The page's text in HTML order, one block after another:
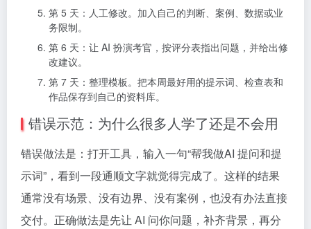
第 5 天：人工修改。加入自己的判断、案例、数据或业
务限制。
第 6 天：让 AI 扮演考官，按评分表指出问题，并给出修
改建议。
第 7 天：整理模板。把本周最好用的提示词、检查表和
作品保存到自己的资料库。
错误示范：为什么很多人学了还是不会用
错误做法是：打开工具，输入一句“帮我做AI 提问和提
示词”，看到一段通顺文字就觉得完成了。这样的结果
通常没有场景、没有边界、没有案例，也没有办法直接
交付。正确做法是先让 AI 问你问题，补齐背景，再分